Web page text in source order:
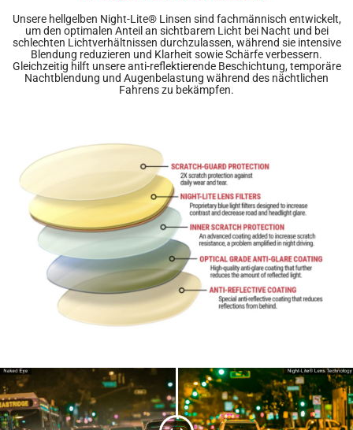
Unsere hellgelben Night-Lite® Linsen sind fachmännisch entwickelt,
um den optimalen Anteil an sichtbarem Licht bei Nacht und bei
schlechten Lichtverhältnissen durchzulassen, während sie intensive
Blendung reduzieren und Klarheit sowie Schärfe verbessern.
Gleichzeitig hilft unsere anti-reflektierende Beschichtung, temporäre
Nachtblendung und Augenbelastung während des nächtlichen
Fahrens zu bekämpfen.